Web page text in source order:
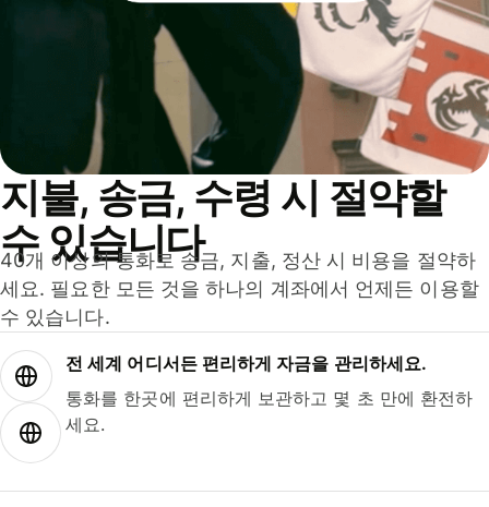
지불, 송금, 수령 시 절약할
수 있습니다
40개 이상의 통화로 송금, 지출, 정산 시 비용을 절약하
세요. 필요한 모든 것을 하나의 계좌에서 언제든 이용할
수 있습니다.
전 세계 어디서든 편리하게 자금을 관리하세요.
통화를 한곳에 편리하게 보관하고 몇 초 만에 환전하
세요.